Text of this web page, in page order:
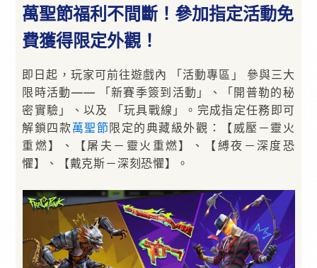
萬聖節福利不間斷！參加指定活動免
費獲得限定外觀！
即日起，玩家可前往遊戲內 「活動專區」 參與三大
限時活動—— 「新賽季簽到活動」、「開普勒的秘
密實驗」、以及 「玩具戰線」。完成指定任務即可
解鎖四款 萬聖節限定的典藏級外觀：【威壓－靈火
重燃】、【屠夫－靈火重燃】、【縛夜－深度恐
懼】、【戴克斯－深刻恐懼】。